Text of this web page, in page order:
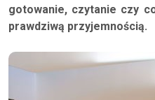
gotowanie, czytanie czy
prawdziwą przyjemnością.